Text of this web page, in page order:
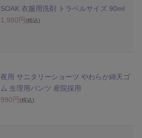
SOAK 衣服用洗剤 トラベルサイズ 90ml
1,980円 (税込)
夜用 サニタリーショーツ やわらか綿天ゴ
ム 生理用パンツ 産院採用
990円 (税込)